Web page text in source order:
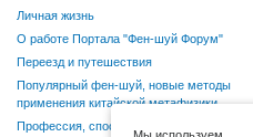
Личная жизнь
О работе Портала "Фен-шуй Форум"
Переезд и путешествия
Популярный фен-шуй, новые методы
применения китайской метафизики
Профессия, способности, хобби